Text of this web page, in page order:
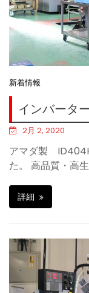
新着情報
インバータ
2月 2, 2020
アマダ製
た。 高品質・高
詳細